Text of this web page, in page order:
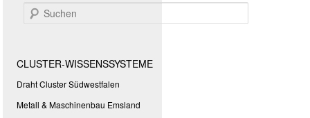
Suchen
CLUSTER-WISSENSSYSTEME
Draht Cluster Südwestfalen
Metall & Maschinenbau Emsland